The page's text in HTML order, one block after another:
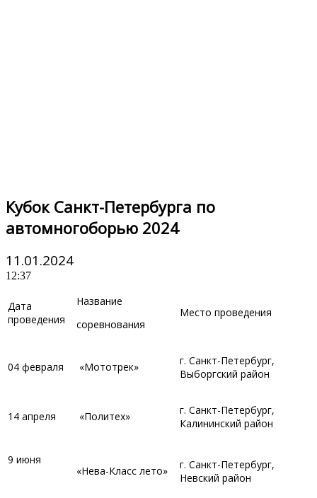
Кубок Санкт-Петербурга по
автомногоборью 2024
11.01.2024
12:37
Дата
проведения
Название
соревнования
Место проведения
04 февраля «Мототрек»
г. Санкт-Петербург,
Выборгский район
14 апреля «Политех»
г. Санкт-Петербург,
Калининский район
9 июня
«Нева-Класс лето»
г. Санкт-Петербург,
Невский район